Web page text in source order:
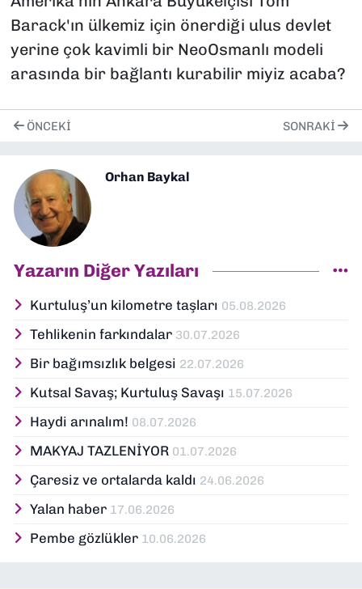
Barack'ın ülkemiz için önerdiği ulus devlet
yerine çok kavimli bir NeoOsmanlı modeli
arasında bir bağlantı kurabilir miyiz acaba?
ÖNCEKI SONRAKI
Orhan Baykal
Yazarın Diğer Yazıları
Kurtuluş’un kilometre taşları 05.08.2026
Tehlikenin farkındalar 30.07.2026
Bir bağımsızlık belgesi 22.07.2026
Kutsal Savaş; Kurtuluş Savaşı 15.07.2026
Haydi arınalım! 08.07.2026
MAKYAJ TAZLENİYOR 01.07.2026
Çaresiz ve ortalarda kaldı 24.06.2026
Yalan haber 17.06.2026
Pembe gözlükler 10.06.2026